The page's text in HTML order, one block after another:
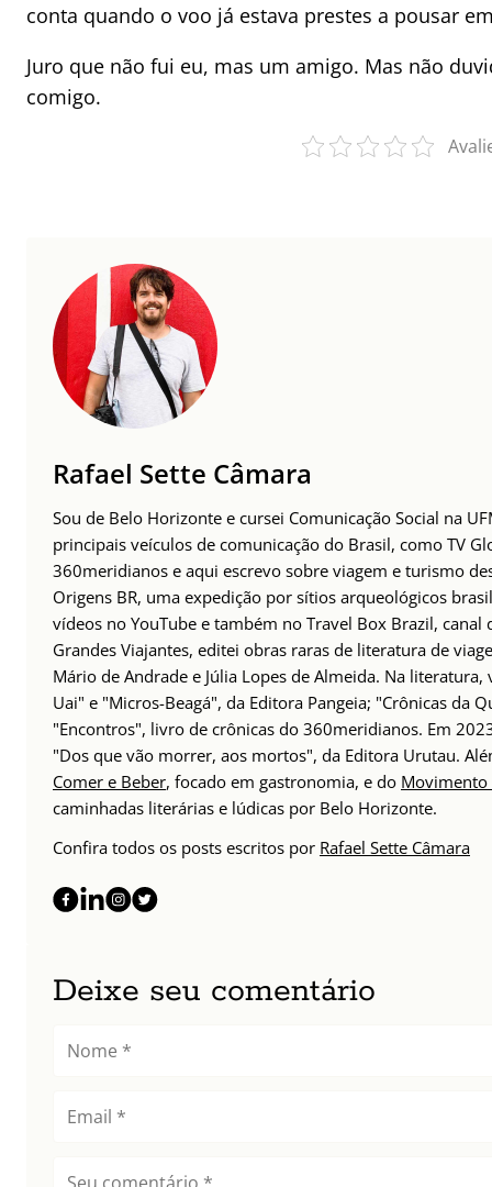
conta quando o voo já estava prestes a pousar
Juro que não fui eu, mas um amigo. Mas não
comigo.
Rafael Sette Câmara
Sou de Belo Horizonte e cursei Comunicação Social na
principais veículos de comunicação do Brasil, como TV
360meridianos e aqui escrevo sobre viagem e turismo
Origens BR, uma expedição por sítios arqueológicos
vídeos no YouTube e também no Travel Box Brazil,
Grandes Viajantes, editei obras raras de literatura de
Mário de Andrade e Júlia Lopes de Almeida. Na
Uai" e "Micros-Beagá", da Editora Pangeia; "Crônicas da
"Encontros", livro de crônicas do 360meridianos. Em
"Dos que vão morrer, aos mortos", da Editora Urutau.
Comer e Beber, focado em gastronomia, e do Movimento
caminhadas literárias e lúdicas por Belo Horizonte.
Confira todos os posts escritos por Rafael Sette Câmara
Deixe seu comentário